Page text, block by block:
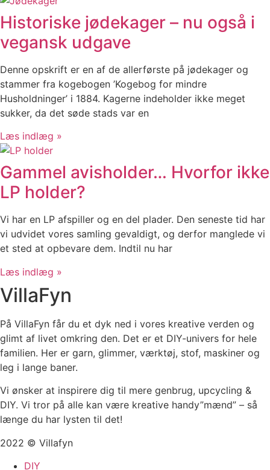
Historiske jødekager – nu også i
vegansk udgave
Denne opskrift er en af de allerførste på jødekager og
stammer fra kogebogen ’Kogebog for mindre
Husholdninger’ i 1884. Kagerne indeholder ikke meget
sukker, da det søde stads var en
Læs indlæg »
Gammel avisholder… Hvorfor ikke
LP holder?
Vi har en LP afspiller og en del plader. Den seneste tid har
vi udvidet vores samling gevaldigt, og derfor manglede vi
et sted at opbevare dem. Indtil nu har
Læs indlæg »
VillaFyn
På VillaFyn får du et dyk ned i vores kreative verden og
glimt af livet omkring den. Det er et DIY-univers for hele
familien. Her er garn, glimmer, værktøj, stof, maskiner og
leg i lange baner.
Vi ønsker at inspirere dig til mere genbrug, upcycling &
DIY. Vi tror på alle kan være kreative handy”mænd” – så
længe du har lysten til det!
2022 © Villafyn
DIY